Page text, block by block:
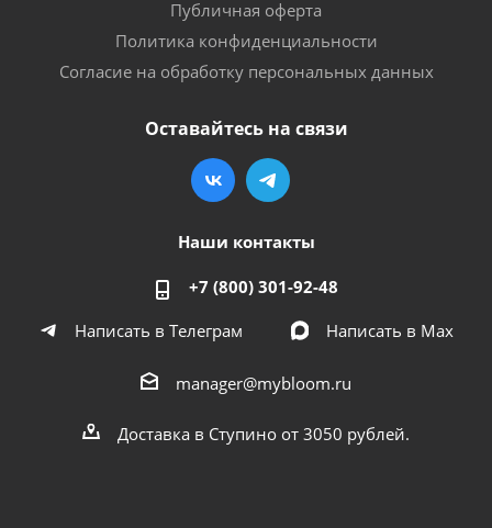
Публичная оферта
Политика конфиденциальности
Согласие на обработку персональных данных
Оставайтесь на связи
Наши контакты
+7 (800) 301-92-48
Написать в Телеграм
Написать в Мах
manager@mybloom.ru
Доставка в Ступино от 3050 рублей.